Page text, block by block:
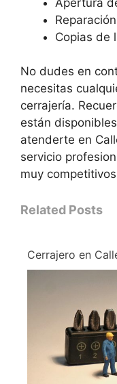
Copias de
No dudes en
necesitas
cerrajería.
están
atenderte en
servicio
muy
Related Posts
Cerrajero en